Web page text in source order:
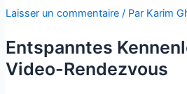
Laisser un commentaire / Par Karim
Entspanntes
Video-Rendezvous